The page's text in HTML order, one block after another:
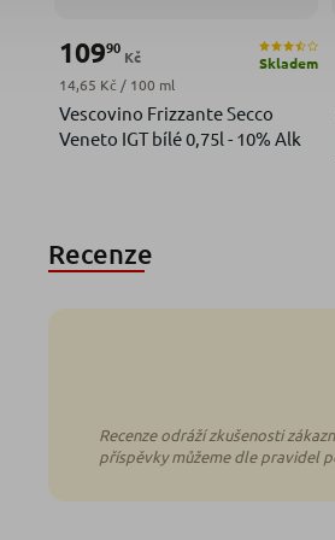
Vescovino Frizzante Secco
Veneto IGT bílé 0,75l - 10% Alk
Skladem
10990
Kč
Měrná cena:
14,65 Kč / 100 ml
Recenze